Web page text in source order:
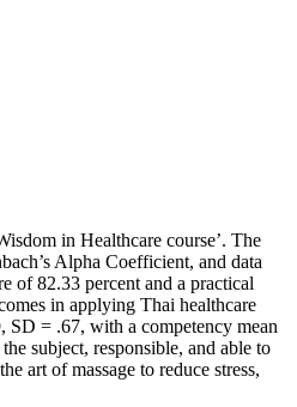
in Healthcare course’. The
Alpha Coefficient, and data
of 82.33 percent and a practical
in applying Thai healthcare
SD = .67, with a competency mean
subject, responsible, and able to
art of massage to reduce stress,